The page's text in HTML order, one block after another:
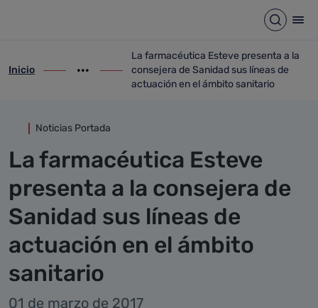
Abrir
ir-a inicio
Inicio
Mostrar opciones del camino de migas
ir-a La farmacéutica Esteve presenta a
La farmacéutica Esteve presenta a la
consejera de Sanidad sus líneas de
actuación en el ámbito sanitario
Noticias Portada
La farmacéutica Esteve
presenta a la consejera de
Sanidad sus líneas de
actuación en el ámbito
sanitario
01 de marzo de 2017